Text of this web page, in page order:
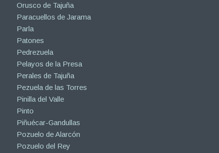
Orusco de Tajuña
Paracuellos de Jarama
Parla
Patones
Pedrezuela
Pelayos de la Presa
Perales de Tajuña
Pezuela de las Torres
Pinilla del Valle
Pinto
Piñuécar-Gandullas
Pozuelo de Alarcón
Pozuelo del Rey